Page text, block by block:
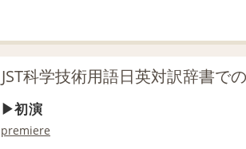
JST科学技術用語日英対訳辞書で
初演
premiere